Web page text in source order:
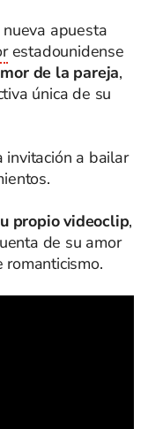
apuesta
estadounidense
de la pareja,
única de su
invitación a bailar
propio videoclip,
de su amor
romanticismo.